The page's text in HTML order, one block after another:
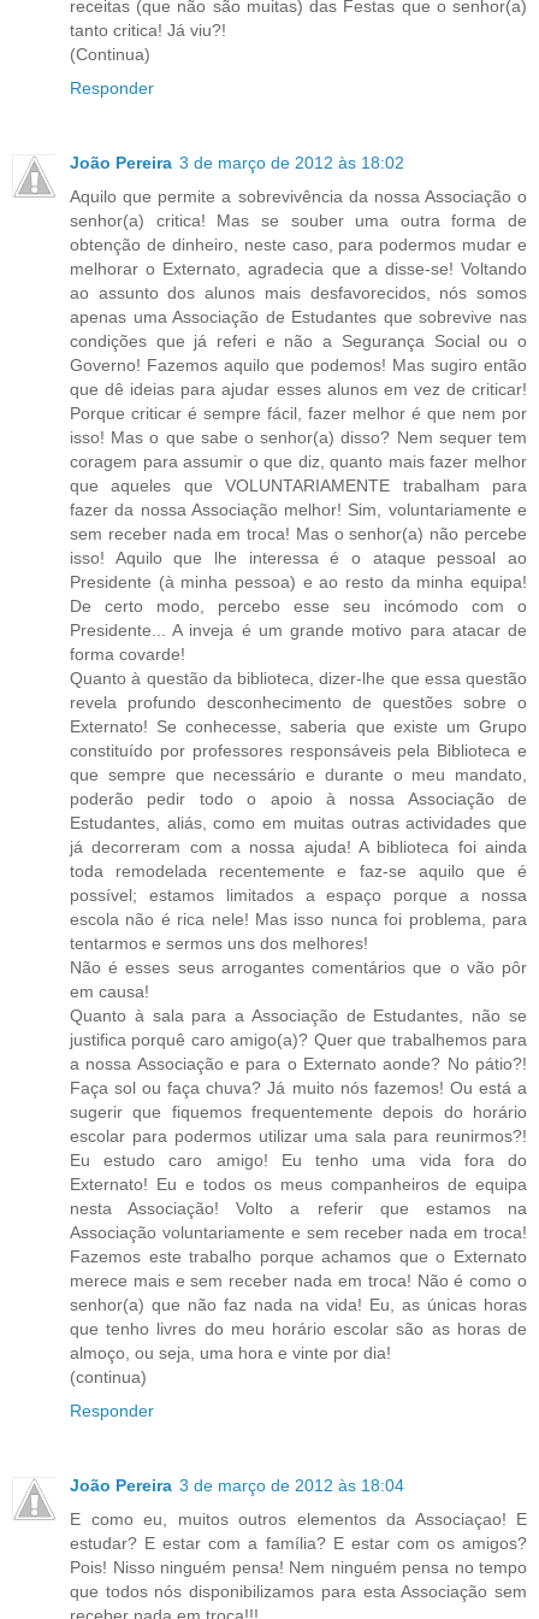
receitas (que não são muitas) das Festas que o senhor(a)
tanto critica! Já viu?!
(Continua)
Responder
João Pereira 3 de março de 2012 às 18:02
Aquilo que permite a sobrevivência da nossa Associação o
senhor(a) critica! Mas se souber uma outra forma de
obtenção de dinheiro, neste caso, para podermos mudar e
melhorar o Externato, agradecia que a disse-se! Voltando
ao assunto dos alunos mais desfavorecidos, nós somos
apenas uma Associação de Estudantes que sobrevive nas
condições que já referi e não a Segurança Social ou o
Governo! Fazemos aquilo que podemos! Mas sugiro então
que dê ideias para ajudar esses alunos em vez de criticar!
Porque criticar é sempre fácil, fazer melhor é que nem por
isso! Mas o que sabe o senhor(a) disso? Nem sequer tem
coragem para assumir o que diz, quanto mais fazer melhor
que aqueles que VOLUNTARIAMENTE trabalham para
fazer da nossa Associação melhor! Sim, voluntariamente e
sem receber nada em troca! Mas o senhor(a) não percebe
isso! Aquilo que lhe interessa é o ataque pessoal ao
Presidente (à minha pessoa) e ao resto da minha equipa!
De certo modo, percebo esse seu incómodo com o
Presidente... A inveja é um grande motivo para atacar de
forma covarde!
Quanto à questão da biblioteca, dizer-lhe que essa questão
revela profundo desconhecimento de questões sobre o
Externato! Se conhecesse, saberia que existe um Grupo
constituído por professores responsáveis pela Biblioteca e
que sempre que necessário e durante o meu mandato,
poderão pedir todo o apoio à nossa Associação de
Estudantes, aliás, como em muitas outras actividades que
já decorreram com a nossa ajuda! A biblioteca foi ainda
toda remodelada recentemente e faz-se aquilo que é
possível; estamos limitados a espaço porque a nossa
escola não é rica nele! Mas isso nunca foi problema, para
tentarmos e sermos uns dos melhores!
Não é esses seus arrogantes comentários que o vão pôr
em causa!
Quanto à sala para a Associação de Estudantes, não se
justifica porquê caro amigo(a)? Quer que trabalhemos para
a nossa Associação e para o Externato aonde? No pátio?!
Faça sol ou faça chuva? Já muito nós fazemos! Ou está a
sugerir que fiquemos frequentemente depois do horário
escolar para podermos utilizar uma sala para reunirmos?!
Eu estudo caro amigo! Eu tenho uma vida fora do
Externato! Eu e todos os meus companheiros de equipa
nesta Associação! Volto a referir que estamos na
Associação voluntariamente e sem receber nada em troca!
Fazemos este trabalho porque achamos que o Externato
merece mais e sem receber nada em troca! Não é como o
senhor(a) que não faz nada na vida! Eu, as únicas horas
que tenho livres do meu horário escolar são as horas de
almoço, ou seja, uma hora e vinte por dia!
(continua)
Responder
João Pereira 3 de março de 2012 às 18:04
E como eu, muitos outros elementos da Associaçao! E
estudar? E estar com a família? E estar com os amigos?
Pois! Nisso ninguém pensa! Nem ninguém pensa no tempo
que todos nós disponibilizamos para esta Associação sem
receber nada em troca!!!